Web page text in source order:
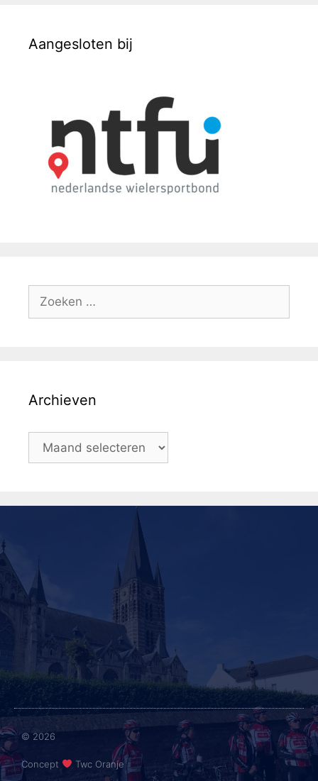
Aangesloten bij
Archieven
© 2026
Concept Twc Oranje